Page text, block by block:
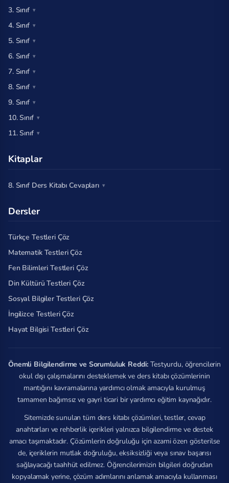
3. Sınıf
4. Sınıf
5. Sınıf
6. Sınıf
7. Sınıf
8. Sınıf
9. Sınıf
10. Sınıf
11. Sınıf
Kitaplar
8. Sınıf Ders Kitabı Cevapları
Dersler
Türkçe Testleri Çöz
Matematik Testleri Çöz
Fen Bilimleri Testleri Çöz
Din Kültürü Testleri Çöz
Sosyal Bilgiler Testleri Çöz
İngilizce Testleri Çöz
Hayat Bilgisi Testleri Çöz
Önemli Bilgilendirme ve Sorumluluk Reddi: Testyurdu, öğrencilerin
okul dışı çalışmalarını desteklemek ve ders kitabı çözümlerinin
mantığını kavramalarına yardımcı olmak amacıyla kurulmuş
tamamen bağımsız ve gayri ticari bir yardımcı eğitim kaynağıdır.
Sitemizde sunulan tüm ders kitabı çözümleri, testler, cevap
anahtarları ve rehberlik içerikleri yalnızca bilgilendirme ve destek
amacı taşımaktadır. Çözümlerin doğruluğu için azami özen gösterilse
de, içeriklerin mutlak doğruluğu, eksiksizliği veya sınav başarısı
sağlayacağı taahhüt edilmez. Öğrencilerimizin bilgileri doğrudan
kopyalamak yerine, çözüm adımlarını anlamak amacıyla kullanması